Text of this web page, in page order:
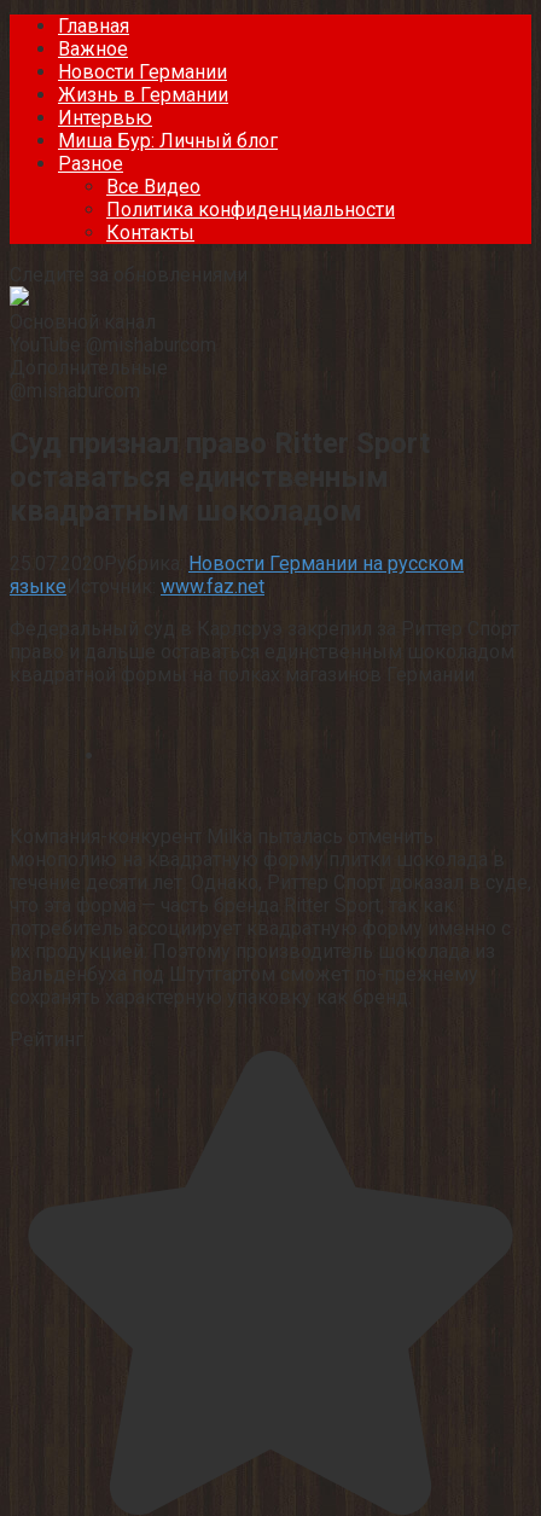
Главная
Важное
Новости Германии
Жизнь в Германии
Интервью
Миша Бур: Личный блог
Разное
Все Видео
Политика конфиденциальности
Контакты
Следите за обновлениями
Основной канал
Дополнительные
Суд признал право Ritter Sport
оставаться единственным
квадратным шоколадом
Рубрика:
Новости Германии на русском
языке
www.faz.net
Федеральный суд в Карлсруэ закрепил за Риттер Спорт
право и дальше оставаться единственным шоколадом
квадратной формы на полках магазинов Германии.
Компания-конкурент Milka пыталась отменить
течение десяти лет. Однако, Риттер Спорт доказал в суде,
что эта форма — часть бренда Ritter Sport, так как
потребитель ассоциирует квадратную форму именно с
их продукцией. Поэтому производитель шоколада из
Вальденбуха под Штутгартом сможет по-прежнему
сохранять характерную упаковку как бренд.
Рейтинг